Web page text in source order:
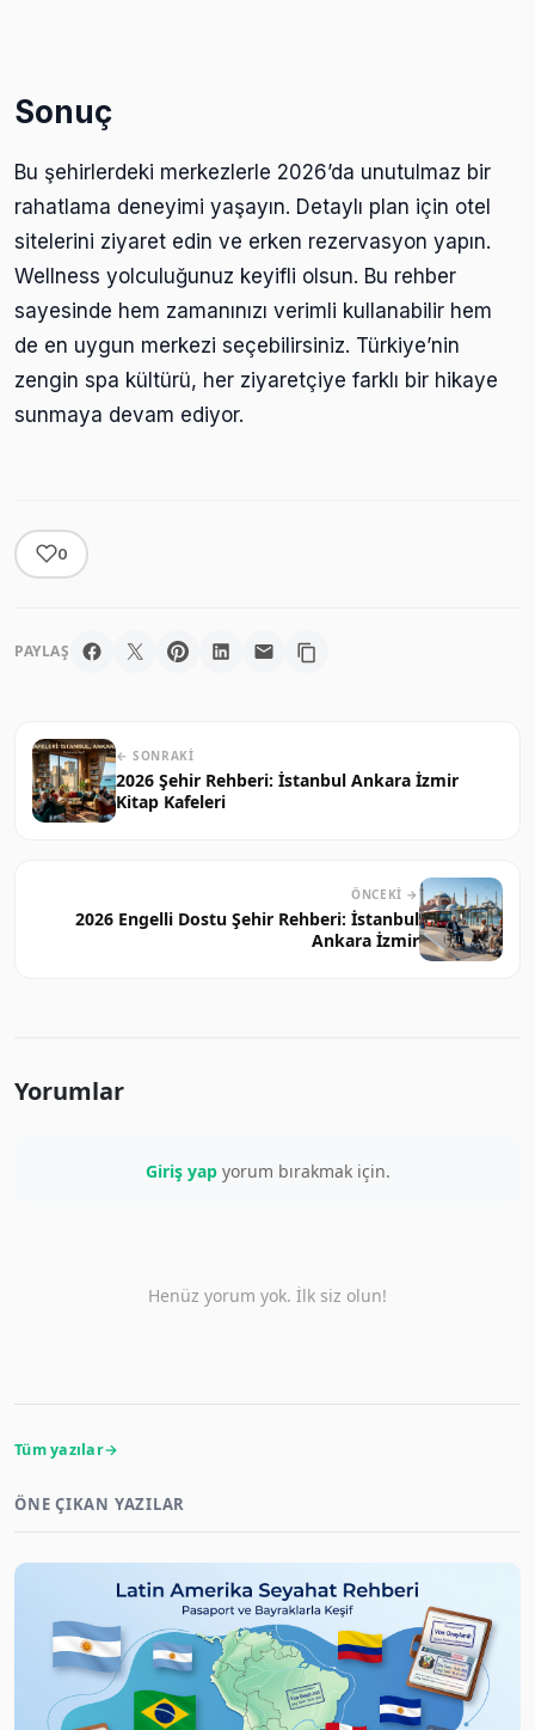
Sonuç
Bu şehirlerdeki merkezlerle 2026’da unutulmaz bir
rahatlama deneyimi yaşayın. Detaylı plan için otel
sitelerini ziyaret edin ve erken rezervasyon yapın.
Wellness yolculuğunuz keyifli olsun. Bu rehber
sayesinde hem zamanınızı verimli kullanabilir hem
de en uygun merkezi seçebilirsiniz. Türkiye’nin
zengin spa kültürü, her ziyaretçiye farklı bir hikaye
sunmaya devam ediyor.
0
PAYLAŞ
← SONRAKI
2026 Şehir Rehberi: İstanbul Ankara İzmir
Kitap Kafeleri
ÖNCEKI →
2026 Engelli Dostu Şehir Rehberi: İstanbul
Ankara İzmir
Yorumlar
Giriş yapyorum bırakmak için.
Henüz yorum yok. İlk siz olun!
Tüm yazılar
ÖNE ÇIKAN YAZILAR